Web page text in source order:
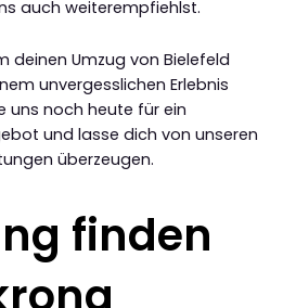
auch weiterempfiehlst.
deinen Umzug von Bielefeld
unvergesslichen Erlebnis
uns noch heute für ein
und lasse dich von unseren
überzeugen.
finden